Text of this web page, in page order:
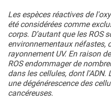
Les espèces réactives de
été considérées comme
corps. D’autant que les ROS
environnementaux néfastes,
rayonnement UV. En raison
ROS endommager de
dans les cellules, dont l'ADN.
une dégénérescence des
cancéreuses.